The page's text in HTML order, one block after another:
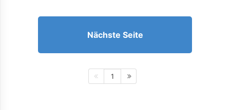
Nächste Seite
1